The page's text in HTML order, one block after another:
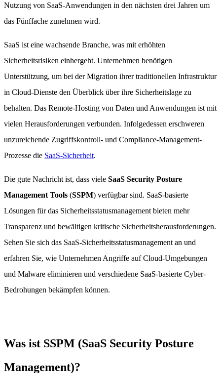
Nutzung von SaaS-Anwendungen in den nächsten drei Jahren um
das Fünffache zunehmen wird.
SaaS ist eine wachsende Branche, was mit erhöhten
Sicherheitsrisiken einhergeht. Unternehmen benötigen
Unterstützung, um bei der Migration ihrer traditionellen Infrastruktur
in Cloud-Dienste den Überblick über ihre Sicherheitslage zu
behalten. Das Remote-Hosting von Daten und Anwendungen ist mit
vielen Herausforderungen verbunden. Infolgedessen erschweren
unzureichende Zugriffskontroll- und Compliance-Management-
Prozesse die SaaS-Sicherheit.
Die gute Nachricht ist, dass viele SaaS Security Posture
Management Tools (SSPM) verfügbar sind. SaaS-basierte
Lösungen für das Sicherheitsstatusmanagement bieten mehr
Transparenz und bewältigen kritische Sicherheitsherausforderungen.
Sehen Sie sich das SaaS-Sicherheitsstatusmanagement an und
erfahren Sie, wie Unternehmen Angriffe auf Cloud-Umgebungen
und Malware eliminieren und verschiedene SaaS-basierte Cyber-
Bedrohungen bekämpfen können.
Was ist SSPM (SaaS Security Posture
Management)?